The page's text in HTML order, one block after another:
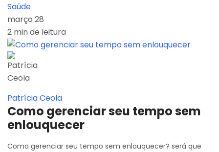
Saúde
março 28
2 min de leitura
Patrícia Ceola
Como gerenciar seu tempo sem
enlouquecer
Como gerenciar seu tempo sem enlouquecer? será que